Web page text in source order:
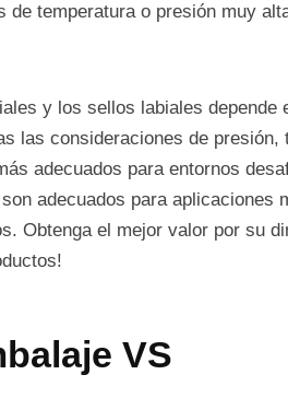
de temperatura o presión muy
y los sellos labiales depende
las consideraciones de presión,
adecuados para entornos
adecuados para aplicaciones
Obtenga el mejor valor por su
VS